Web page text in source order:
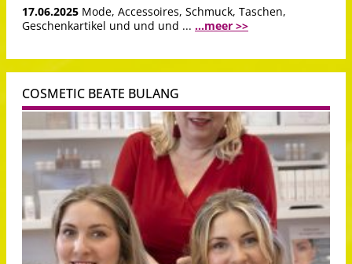
17.06.2025 Mode, Accessoires, Schmuck, Taschen,
Geschenkartikel und und und ... ...meer >>
COSMETIC BEATE BULANG